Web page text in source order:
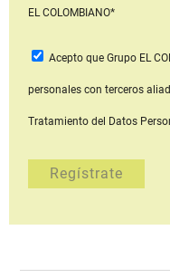
EL COLOMBIANO*
Acepto que Grupo EL
personales con terceros
Tratamiento del Datos